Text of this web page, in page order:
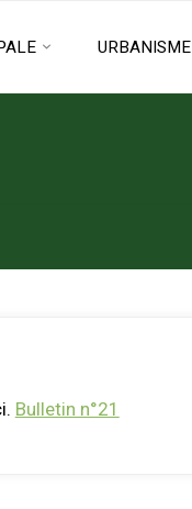
URBANISME
Bulletin n°21